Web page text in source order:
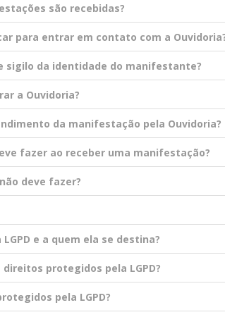
são recebidas?
para entrar em contato com a
sigilo da identidade do manifestante?
a Ouvidoria?
da manifestação pela Ouvidoria?
fazer ao receber uma manifestação?
deve fazer?
e a quem ela se destina?
direitos protegidos pela LGPD?
pela LGPD?